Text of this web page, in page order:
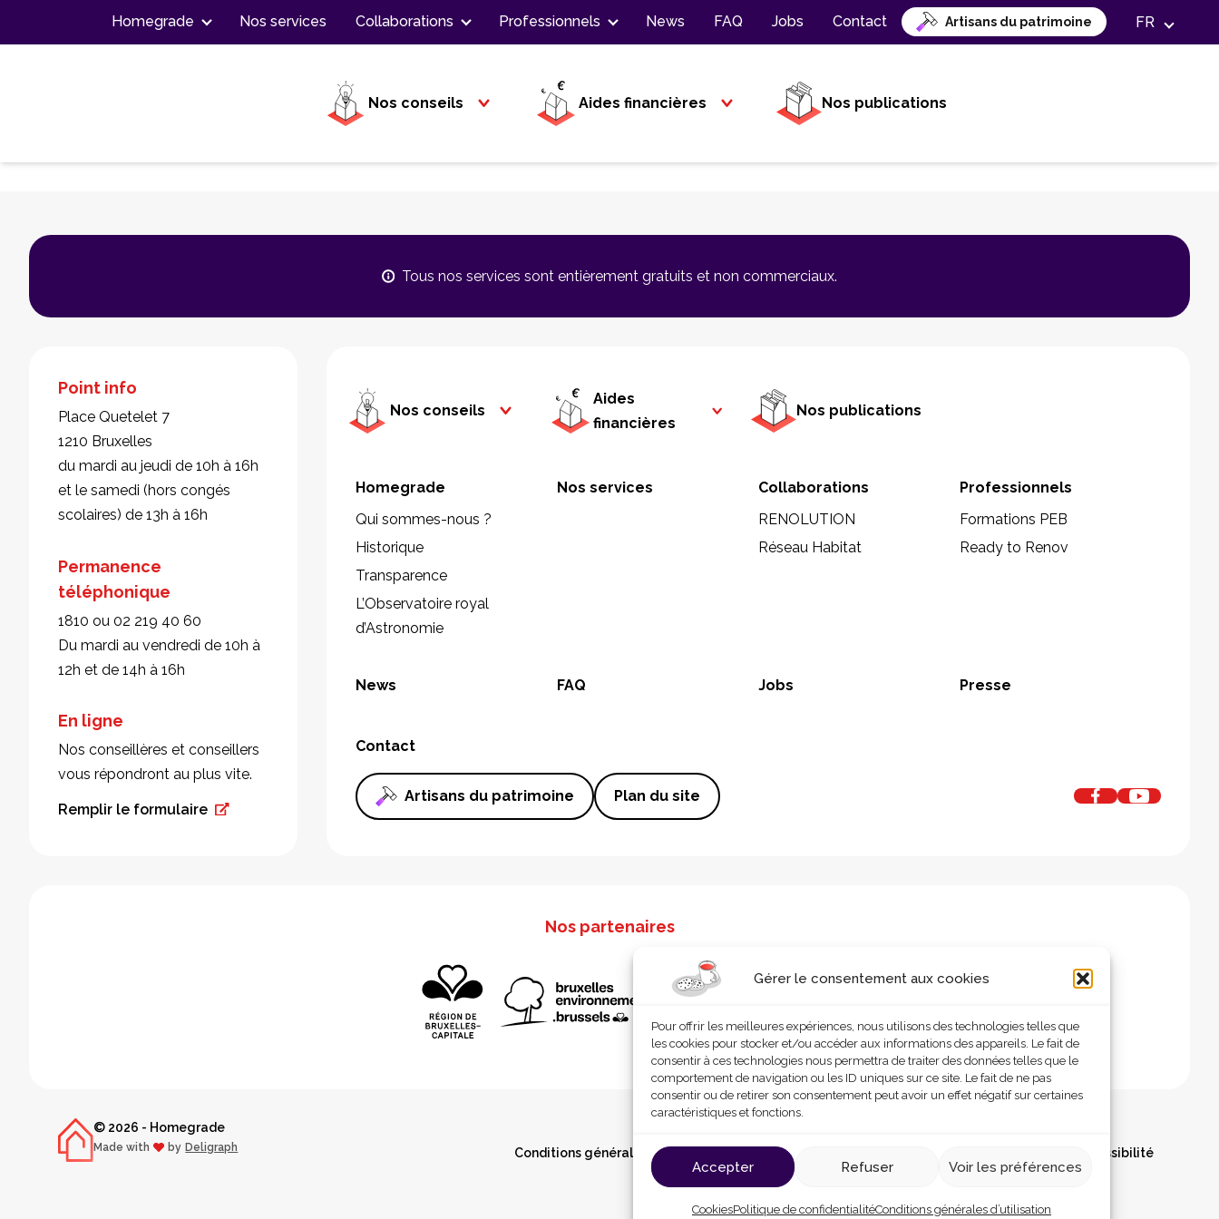
Gérer le consentement aux cookies
Pour offrir les meilleures expériences, nous utilisons des technologies telles que
les cookies pour stocker et/ou accéder aux informations des appareils. Le fait de
consentir à ces technologies nous permettra de traiter des données telles que le
comportement de navigation ou les ID uniques sur ce site. Le fait de ne pas
consentir ou de retirer son consentement peut avoir un effet négatif sur certaines
caractéristiques et fonctions.
Accepter Refuser Voir les préférences
CookiesPolitique de confidentialitéConditions générales d’utilisation
Homegrade Nos services Collaborations Professionnels News FAQ Jobs Contact Artisans du patrimoine FR
Nos conseils Aides financières Nos publications
Tous nos services sont entièrement gratuits et non commerciaux.
Point info
Place Quetelet 7
1210 Bruxelles
du mardi au jeudi de 10h à 16h
et le samedi (hors congés
scolaires) de 13h à 16h
Permanence
téléphonique
1810 ou 02 219 40 60
Du mardi au vendredi de 10h à
12h et de 14h à 16h
En ligne
Nos conseillères et conseillers
vous répondront au plus vite.
Remplir le formulaire
Nos conseils
Aides
financières
Nos publications
Homegrade
Qui sommes-nous ?
Historique
Transparence
L’Observatoire royal
d’Astronomie
Nos services
Collaborations
RENOLUTION
Réseau Habitat
Professionnels
Formations PEB
Ready to Renov
News FAQ Jobs Presse
Contact
Artisans du patrimoine Plan du site
Nos partenaires
© 2026 - Homegrade
Made with love
by Deligraph Conditions générales d’utilisation Cookies Déclaration d’accessibilité